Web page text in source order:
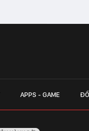
APPS - GAME